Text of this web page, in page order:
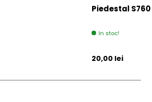
Piedestal S760
In stoc!
Pret initial
20,00 lei